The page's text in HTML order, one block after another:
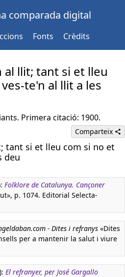
comparada digital
Fonts Crèdits
al llit; tant si et lleu
te'n al llit a les
Primera citació: 1900.
Comparteix
tant si et lleu com si no et
deu
Folklore de Catalunya. Cançoner
p. 1074. Editorial Selecta-
- Dites i refranys «Dites
per a mantenir la salut i viure
El refranyer, per José Gargallo